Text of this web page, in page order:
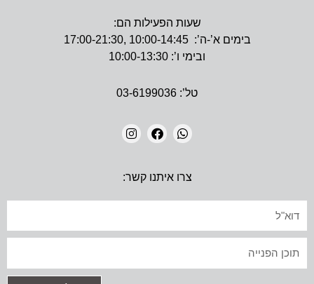
שעות הפעילות הם:
בימים א’-ה’: 10:00-14:45 ,17:00-21:30
ובימי ו’: 10:00-13:30
טל’: 03-6199036
H
A
P
P
A
C
O
K
N
S
R
A
צרו איתנו קשר: